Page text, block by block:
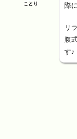
ことり
際
リ
腹
す♪